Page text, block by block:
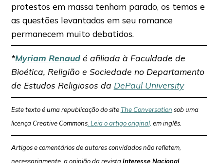
protestos em massa tenham parado, os temas e
as questões levantadas em seu romance
permanecem muito debatidos.
*Myriam Renaudé afiliada à Faculdade de
Bioética, Religião e Sociedade no Departamento
de Estudos Religiosos da DePaul University
Este texto é uma republicação do site The Conversation sob uma
licença Creative Commons. Leia o artigo original, em inglês.
Artigos e comentários de autores convidados não refletem,
necessariamente, a opinião da revistaInteresse Nacional